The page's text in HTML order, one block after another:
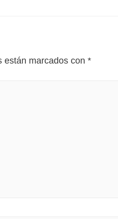
están marcados con *